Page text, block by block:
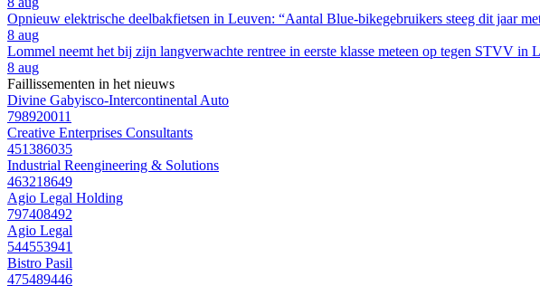
Opnieuw elektrische deelbakfietsen in Leuven: “Aantal Blue-bikegebruikers steeg dit jaar
8 aug
Lommel neemt het bij zijn langverwachte rentree in eerste klasse meteen op tegen STVV in
8 aug
Faillissementen in het nieuws
Divine Gabyisco-Intercontinental Auto
798920011
Creative Enterprises Consultants
451386035
Industrial Reengineering & Solutions
463218649
Agio Legal Holding
797408492
Agio Legal
544553941
Bistro Pasil
475489446